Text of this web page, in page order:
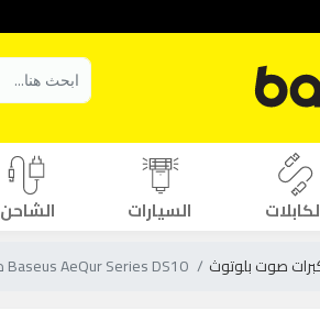
السيارات الشاحن
صوت بلوتوث Baseus AeQur Series DS10 مكبر صوت بلوتوث صغير لسطح المكتب - أسود